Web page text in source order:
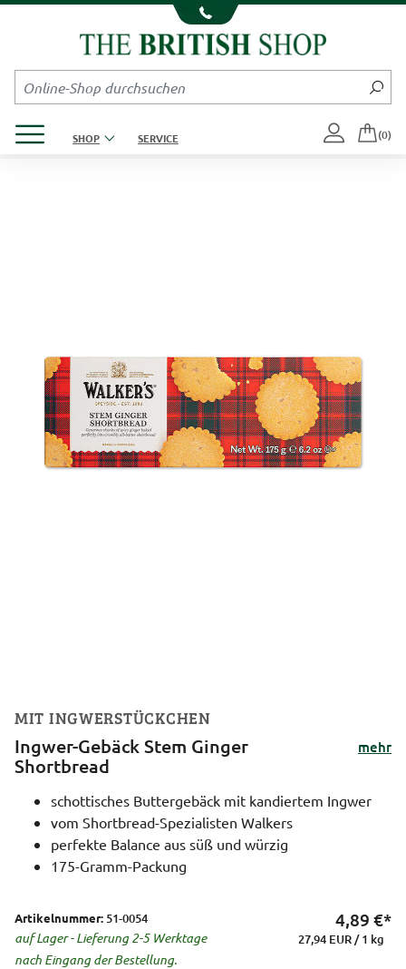
Kompletten Head der Seite überspringen
SHOP SERVICE (0)
MIT INGWERSTÜCKCHEN
Ingwer-Gebäck Stem Ginger
Shortbread
mehr
schottisches Buttergebäck mit kandiertem Ingwer
vom Shortbread-Spezialisten Walkers
perfekte Balance aus süß und würzig
175-Gramm-Packung
Artikelnummer: 51-0054
auf Lager - Lieferung 2-5 Werktage
nach Eingang der Bestellung.
4,89 €*
27,94 EUR / 1 kg